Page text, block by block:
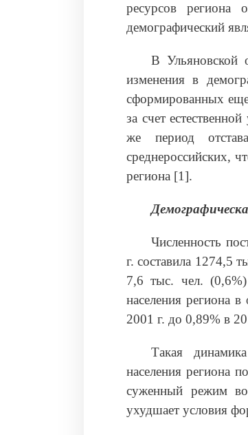
ресурсов региона
демографический
В Ульяновской
изменения в
сформированных еще
за счет
же период
среднероссийских,
региона [1].
Численность
г. составила 1274,5
7,6 тыс. чел.
населения региона
2001 г. до 0,89% в
Такая
населения региона
суженный режим
ухудшает условия